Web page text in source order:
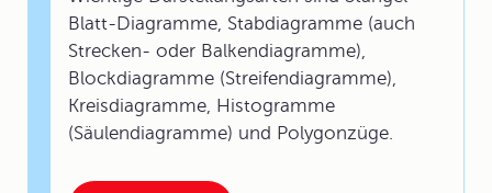
Blatt-Diagramme, Stabdiagramme (auch
Strecken- oder Balkendiagramme),
Blockdiagramme (Streifendiagramme),
Kreisdiagramme, Histogramme
(Säulendiagramme) und Polygonzüge.